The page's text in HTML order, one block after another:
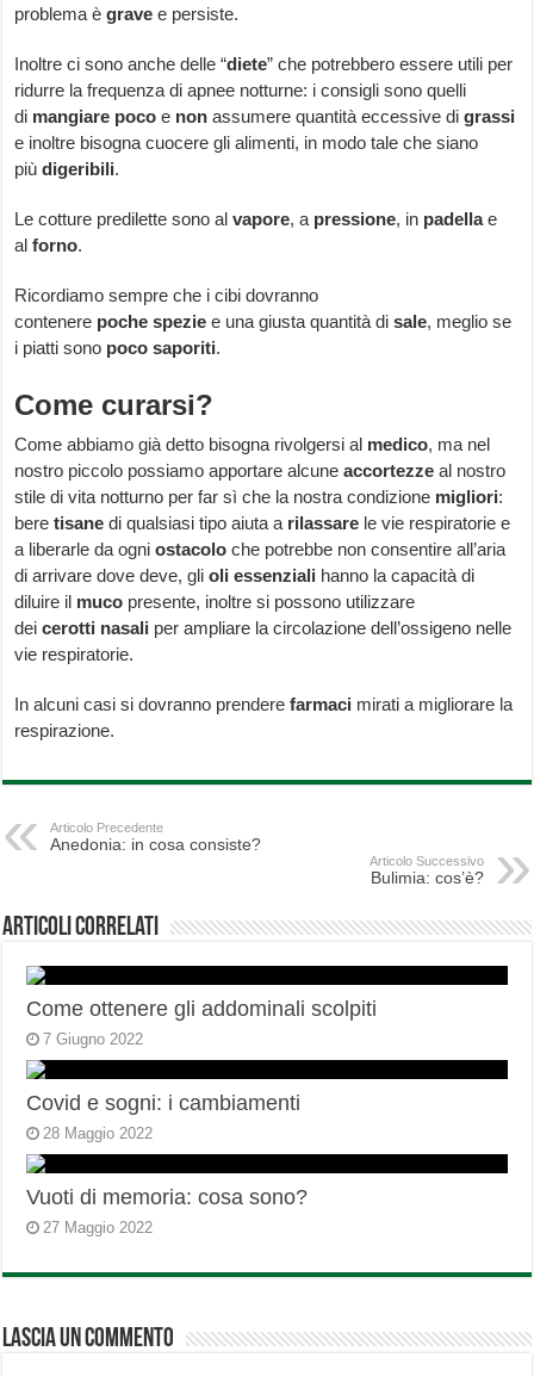
problema ègrave e persiste.
Inoltre ci sono anche delle “diete” che potrebbero essere utili per
ridurre la frequenza di apnee notturne: i consigli sono quelli
di mangiare poco e non assumere quantità eccessive digrassi
e inoltre bisogna cuocere gli alimenti, in modo tale che siano
piùdigeribili.
Le cotture predilette sono alvapore, a pressione, in padellae
alforno.
Ricordiamo sempre che i cibi dovranno
contenere poche spezie e una giusta quantità disale, meglio se
i piatti sono poco saporiti.
Come curarsi?
Come abbiamo già detto bisogna rivolgersi al medico, ma nel
nostro piccolo possiamo apportare alcuneaccortezze al nostro
stile di vita notturno per far sì che la nostra condizione migliori:
beretisane di qualsiasi tipo aiuta a rilassare le vie respiratorie e
a liberarle da ogniostacolo che potrebbe non consentire all’aria
di arrivare dove deve, glioli essenziali hanno la capacità di
diluire il muco presente, inoltre si possono utilizzare
deicerotti nasali per ampliare la circolazione dell’ossigeno nelle
vie respiratorie.
In alcuni casi si dovranno prenderefarmaci mirati a migliorare la
respirazione.
Articolo Precedente
Anedonia: in cosa consiste?
Articolo Successivo
Bulimia: cos’è?
Articoli correlati
Come ottenere gli addominali scolpiti
7 Giugno 2022
Covid e sogni: i cambiamenti
28 Maggio 2022
Vuoti di memoria: cosa sono?
27 Maggio 2022
Lascia un commento